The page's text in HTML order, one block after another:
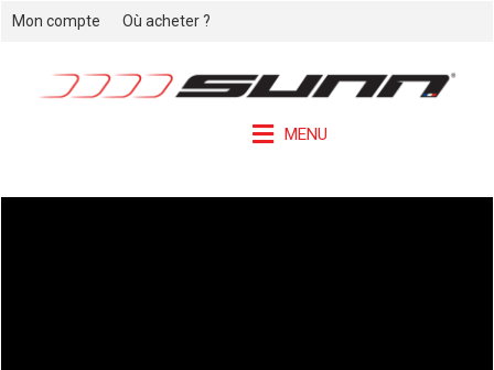
Mon compte Où acheter ?
MENU